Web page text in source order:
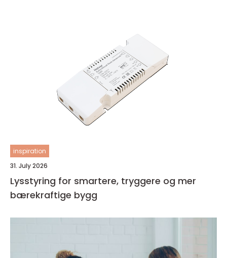
inspiration
31. July 2026
Lysstyring for smartere, tryggere og mer
bærekraftige bygg